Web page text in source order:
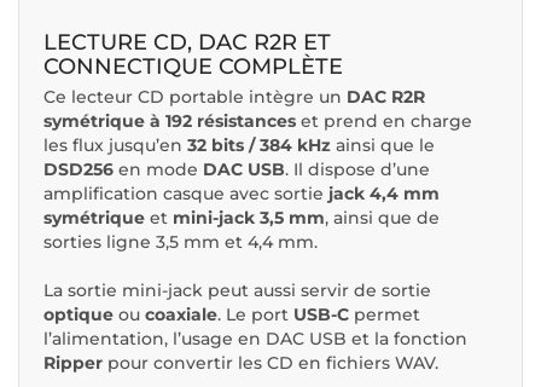
LECTURE CD, DAC R2R ET
CONNECTIQUE COMPLÈTE
Ce lecteur CD portable intègre un DAC R2R
symétrique à 192 résistances et prend en charge
les flux jusqu’en 32 bits / 384 kHz ainsi que le
DSD256 en mode DAC USB. Il dispose d’une
amplification casque avec sortie jack 4,4 mm
symétrique et mini-jack 3,5 mm, ainsi que de
sorties ligne 3,5 mm et 4,4 mm.
La sortie mini-jack peut aussi servir de sortie
optique ou coaxiale. Le port USB-C permet
l’alimentation, l’usage en DAC USB et la fonction
Ripper pour convertir les CD en fichiers WAV.